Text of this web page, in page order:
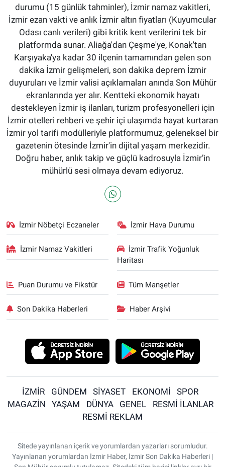
durumu (15 günlük tahminler), İzmir namaz vakitleri,
İzmir ezan vakti ve anlık İzmir altın fiyatları (Kuyumcular
Odası canlı verileri) gibi kritik kent verilerini tek bir
platformda sunar. Aliağa'dan Çeşme'ye, Konak'tan
Karşıyaka'ya kadar 30 ilçenin tamamından gelen son
dakika İzmir gelişmeleri, son dakika deprem İzmir
duyuruları ve İzmir valisi açıklamaları anında Son Mühür
ekranlarında yer alır. Kentteki ekonomik hayatı
destekleyen İzmir iş ilanları, turizm profesyonelleri için
İzmir otelleri rehberi ve şehir içi ulaşımda hayat kurtaran
İzmir yol tarifi modülleriyle platformumuz, geleneksel bir
gazetenin ötesinde İzmir'in dijital yaşam merkezidir.
Doğru haber, anlık takip ve güçlü kadrosuyla İzmir’in
mühürlü sesi olmaya devam ediyoruz.
İzmir Nöbetçi Eczaneler İzmir Hava Durumu
İzmir Namaz Vakitleri
İzmir Trafik Yoğunluk
Haritası
Puan Durumu ve Fikstür Tüm Manşetler
Son Dakika Haberleri Haber Arşivi
İZMİR GÜNDEM SİYASET EKONOMİ
SPOR
MAGAZİN
YAŞAM DÜNYA GENEL
RESMİ İLANLAR
RESMİ REKLAM
Sitede yayınlanan içerik ve yorumlardan yazarları sorumludur.
Yayınlanan yorumlardan İzmir Haber, İzmir Son Dakika Haberleri |